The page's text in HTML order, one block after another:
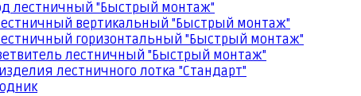
лестничный "Быстрый монтаж"
вертикальный "Быстрый монтаж"
горизонтальный "Быстрый монтаж"
лестничный "Быстрый монтаж"
лестничного лотка "Стандарт"